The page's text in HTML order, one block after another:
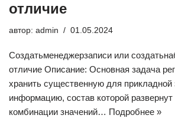
отличие
автор: admin 01.05.2024
Создатьменеджерзаписи или
отличие Описание: Основная задача
хранить существенную для прикладной
информацию, состав которой
комбинации значений… Подробнее »